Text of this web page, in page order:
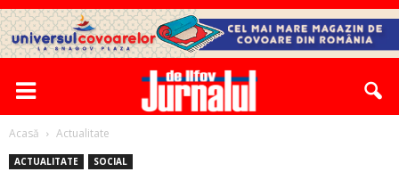
Acasă Actualitate
ACTUALITATE SOCIAL